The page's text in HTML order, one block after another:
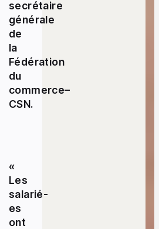
secrétaire
générale
de
la
Fédération
du
commerce–
CSN.
«
Les
salarié-
es
ont